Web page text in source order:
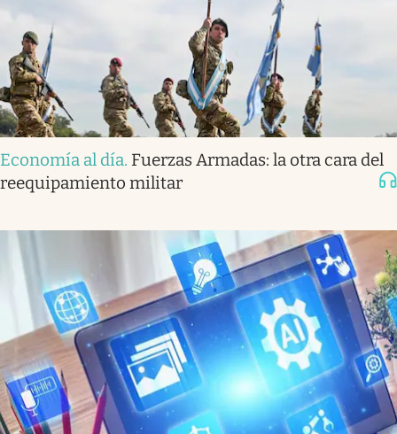
Economía al día. Fuerzas Armadas: la otra cara del
reequipamiento militar